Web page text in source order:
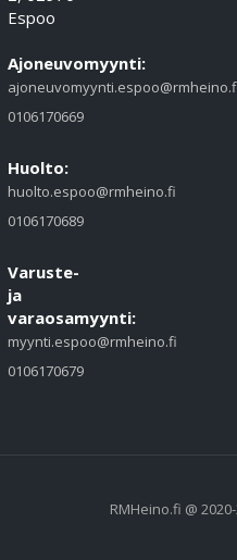
Espoo
Ajoneuvomyynti:
0106170669
Huolto:
huolto.espoo@rmheino.fi
0106170689
Varuste-
ja
varaosamyynti:
myynti.espoo@rmheino.fi
0106170679
RMHeino.fi @